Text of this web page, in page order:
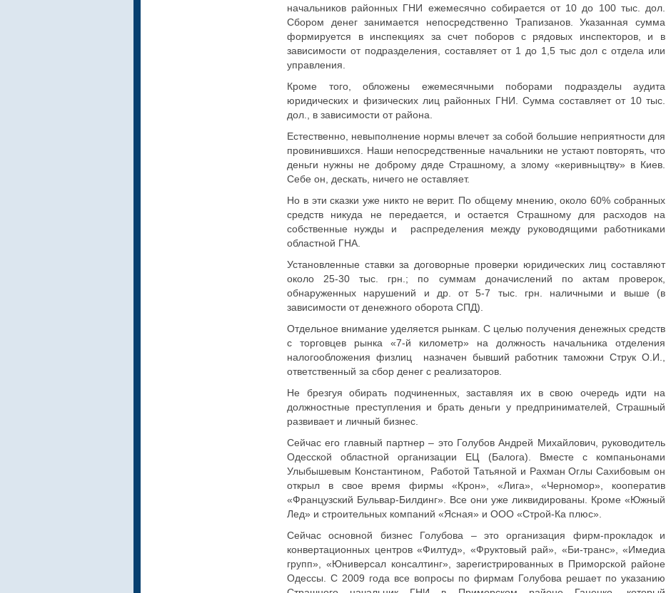
начальников районных ГНИ ежемесячно собирается от 10 до 100 тыс. дол.
Сбором денег занимается непосредственно Трапизанов. Указанная сумма
формируется в инспекциях за счет поборов с рядовых инспекторов, и в
зависимости от подразделения, составляет от 1 до 1,5 тыс дол с отдела или
управления.
Кроме того, обложены ежемесячными поборами подразделы аудита
юридических и физических лиц районных ГНИ. Сумма составляет от 10 тыс.
дол., в зависимости от района.
Естественно, невыполнение нормы влечет за собой большие неприятности для
провинившихся. Наши непосредственные начальники не устают повторять, что
деньги нужны не доброму дяде Страшному, а злому «керивныцтву» в Киев.
Себе он, дескать, ничего не оставляет.
Но в эти сказки уже никто не верит. По общему мнению, около 60% собранных
средств никуда не передается, и остается Страшному для расходов на
собственные нужды и распределения между руководящими работниками
областной ГНА.
Установленные ставки за договорные проверки юридических лиц составляют
около 25-30 тыс. грн.; по суммам доначислений по актам проверок,
обнаруженных нарушений и др. от 5-7 тыс. грн. наличными и выше (в
зависимости от денежного оборота СПД).
Отдельное внимание уделяется рынкам. С целью получения денежных средств
с торговцев рынка «7-й километр» на должность начальника отделения
налогообложения физлиц назначен бывший работник таможни Струк О.И.,
ответственный за сбор денег с реализаторов.
Не брезгуя обирать подчиненных, заставляя их в свою очередь идти на
должностные преступления и брать деньги у предпринимателей, Страшный
развивает и личный бизнес.
Сейчас его главный партнер – это Голубов Андрей Михайлович, руководитель
Одесской областной организации ЕЦ (Балога). Вместе с компаньонами
Улыбышевым Константином, Работой Татьяной и Рахман Оглы Сахибовым он
открыл в свое время фирмы «Крон», «Лига», «Черномор», кооператив
«Французский Бульвар-Билдинг». Все они уже ликвидированы. Кроме «Южный
Лед» и строительных компаний «Ясная» и ООО «Строй-Ка плюс».
Сейчас основной бизнес Голубова – это организация фирм-прокладок и
конвертационных центров «Филтуд», «Фруктовый рай», «Би-транс», «Имедиа
групп», «Юниверсал консалтинг», зарегистрированных в Приморской районе
Одессы. С 2009 года все вопросы по фирмам Голубова решает по указанию